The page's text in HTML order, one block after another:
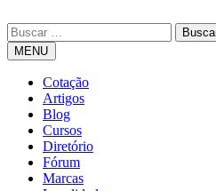
MENU
Cotação
Artigos
Blog
Cursos
Diretório
Fórum
Marcas